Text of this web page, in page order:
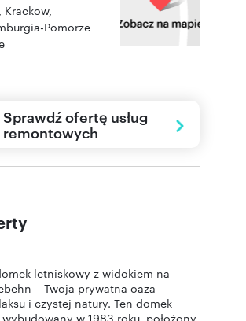
Krackow,
Pomorze
Sprawdź ofertę usług
remontowych
letniskowy z widokiem na
– Twoja prywatna oaza
i czystej natury. Ten domek
w 1983 roku, położony